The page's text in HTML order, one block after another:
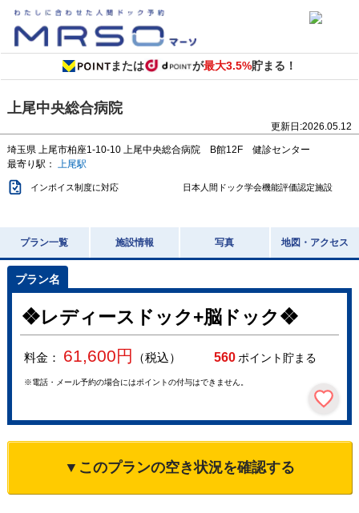
または が最大3.5%貯まる！
上尾中央総合病院
更新日:2026.05.12
埼玉県 上尾市柏座1-10-10 上尾中央総合病院 B館12F 健診センター
最寄り駅： 上尾駅
インボイス制度に対応 日本人間ドック学会機能評価認定施設
プラン一覧 施設情報 写真 地図・アクセス
❖レディースドック+脳ドック❖
料金： 61,600円 （税込） 560ポイント貯まる
※電話・メール予約の場合にはポイントの付与はできません。
▼このプランの空き状況を確認する